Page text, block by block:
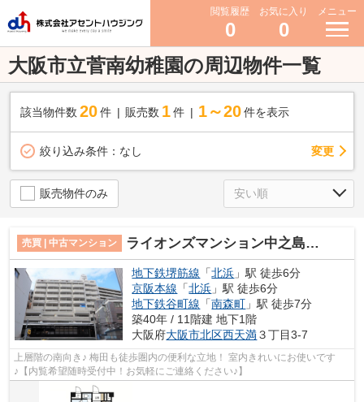
閲覧履歴
0
お気に入り
0
メニュー
大阪市立菅南幼稚園の周辺物件一覧
該当物件数 20件 販売数 1 件 1～20 件を表示
絞り込み条件： なし 変更
販売物件のみ
売買 | 中古マンション ライオンズマンション中之島公園北
地下鉄堺筋線 「北浜 」駅 徒歩6分
京阪本線 「北浜 」駅 徒歩6分
地下鉄谷町線 「南森町 」駅 徒歩7分
築40年 / 11階建 地下1階
大阪府大阪市北区西天満３丁目3-7
上層階の南向き♪ 梅田も徒歩圏内の便利な立地！ 室内きれいにお使いです
♪【内覧希望随時受付中！お気軽にご連絡ください♪】